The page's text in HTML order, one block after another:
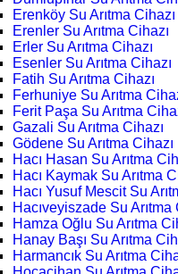
Erenköy Su Arıtma Cihazı
Erenler Su Arıtma Cihazı
Erler Su Arıtma Cihazı
Esenler Su Arıtma Cihazı
Fatih Su Arıtma Cihazı
Ferhuniye Su Arıtma
Ferit Paşa Su Arıtma
Gazali Su Arıtma Cihazı
Gödene Su Arıtma Cihazı
Hacı Hasan Su Arıtma
Hacı Kaymak Su Arıtma
Hacı Yusuf Mescit Su
Hacıveyiszade Su Arıtma
Hamza Oğlu Su Arıtma
Hanay Başı Su Arıtma
Harmancık Su Arıtma